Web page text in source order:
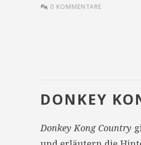
0 KOMMENTARE
DONKEY
Donkey Kong Country